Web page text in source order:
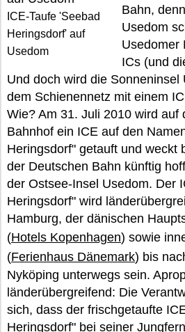
ICE-Taufe 'Seebad
Heringsdorf' auf
Usedom
Bahn,
Usedom
Usedomer
ICs (und
Und doch wird die Sonneninsel
dem Schienennetz mit einem
Wie? Am 31. Juli 2010 wird auf
Bahnhof ein ICE auf den
Heringsdorf" getauft und weckt
der Deutschen Bahn künftig
der Ostsee-Insel Usedom. Der
Heringsdorf" wird
Hamburg, der dänischen
(Hotels Kopenhagen) sowie
(Ferienhaus Dänemark) bis
Nyköping unterwegs sein.
länderübergreifend: Die
sich, dass der frischgetaufte
Heringsdorf" bei seiner